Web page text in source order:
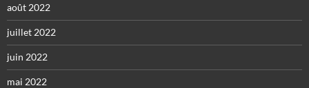
août 2022
juillet 2022
juin 2022
mai 2022